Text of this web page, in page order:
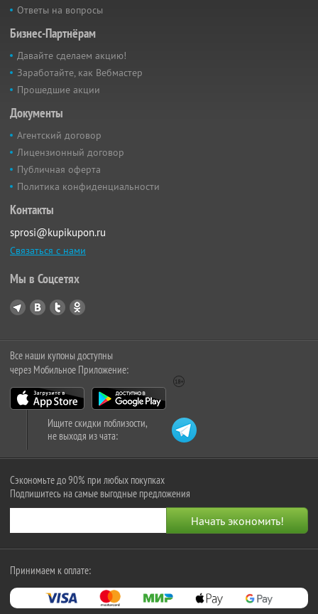
Ответы на вопросы
Бизнес-Партнёрам
Давайте сделаем акцию!
Заработайте, как Вебмастер
Прошедшие акции
Документы
Агентский договор
Лицензионный договор
Публичная оферта
Политика конфиденциальности
Контакты
sprosi@kupikupon.ru
Связаться с нами
Мы в Соцсетях
Все наши купоны доступны
через Мобильное Приложение:
Ищите скидки поблизости,
не выходя из чата:
Сэкономьте до 90% при любых покупках
Подпишитесь на самые выгодные предложения
Принимаем к оплате: